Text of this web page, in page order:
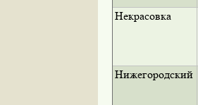
Некрасовка
Нижегородский